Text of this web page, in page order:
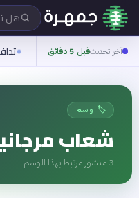
هل
آخر تحديثقبل 5 دقائق
🏷️ وسم
شعاب
3 منشور مرتبط بهذا الوسم